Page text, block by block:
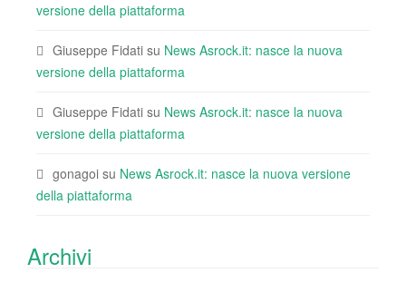
versione della piattaforma
Giuseppe Fidati su News Asrock.it: nasce la nuova
versione della piattaforma
Giuseppe Fidati su News Asrock.it: nasce la nuova
versione della piattaforma
gonagoi su News Asrock.it: nasce la nuova versione
della piattaforma
Archivi